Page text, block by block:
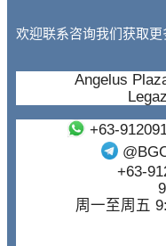
欢迎联系咨询我们获取更
Angelus
+63-
+63-
周一至周五